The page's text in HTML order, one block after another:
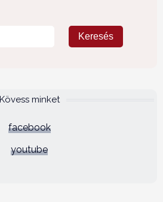
Kövess minket
facebook
youtube